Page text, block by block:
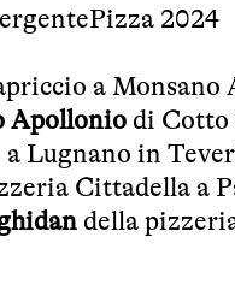
2024
a Monsano
Apollonio di Cotto
Lugnano in
Cittadella a
della